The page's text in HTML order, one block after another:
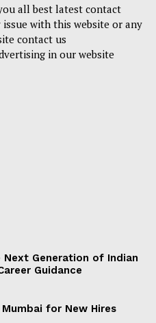
all best latest contact
with this website or any
contact us
in our website
Generation of Indian
Guidance
for New Hires